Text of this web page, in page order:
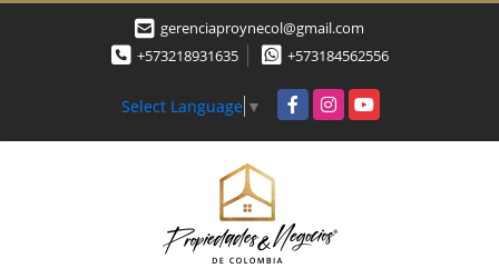
gerenciaproynecol@gmail.com
+573218931635
+573184562556
Select Language ▼ FacebookInstagramYouTube